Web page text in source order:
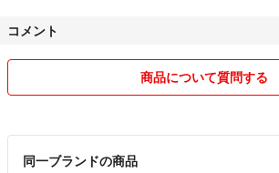
コメント
商品について質問する
同一ブランドの商品